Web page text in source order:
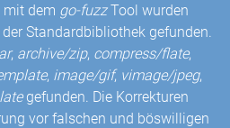
mit dem go-fuzzTool wurden
Standardbibliothek gefunden.
, archive/zip, compress/flate,
, image/gif, vimage/jpeg,
gefunden. Die Korrekturen
vor falschen und böswilligen